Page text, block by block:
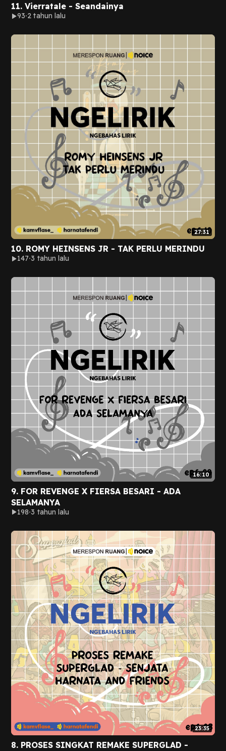
11. Vierratale - Seandainya
93 2 tahun lalu
27:31
10. ROMY HEINSENS JR - TAK PERLU MERINDU
147 3 tahun lalu
16:10
9. FOR REVENGE X FIERSA BESARI - ADA
SELAMANYA
198 3 tahun lalu
23:35
8. PROSES SINGKAT REMAKE SUPERGLAD -